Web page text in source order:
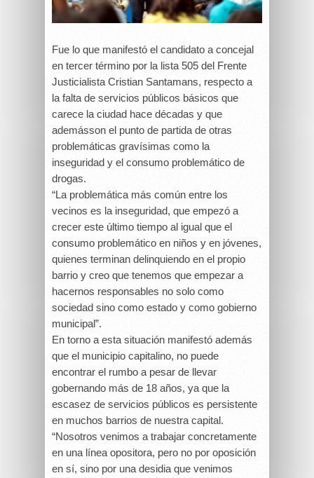
Fue lo que manifestó el candidato a concejal
en tercer término por la lista 505 del Frente
Justicialista Cristian Santamans, respecto a
la falta de servicios públicos básicos que
carece la ciudad hace décadas y que
ademásson el punto de partida de otras
problemáticas gravísimas como la
inseguridad y el consumo problemático de
drogas.
“La problemática más común entre los
vecinos es la inseguridad, que empezó a
crecer este último tiempo al igual que el
consumo problemático en niños y en jóvenes,
quienes terminan delinquiendo en el propio
barrio y creo que tenemos que empezar a
hacernos responsables no solo como
sociedad sino como estado y como gobierno
municipal”.
En torno a esta situación manifestó además
que el municipio capitalino, no puede
encontrar el rumbo a pesar de llevar
gobernando más de 18 años, ya que la
escasez de servicios públicos es persistente
en muchos barrios de nuestra capital.
“Nosotros venimos a trabajar concretamente
en una línea opositora, pero no por oposición
en sí, sino por una desidia que venimos